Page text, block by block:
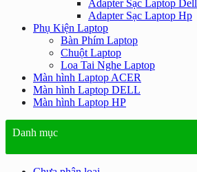
Adapter Sạc Laptop Dell
Adapter Sạc Laptop Hp
Phụ Kiện Laptop
Bàn Phím Laptop
Chuột Laptop
Loa Tai Nghe Laptop
Màn hình Laptop ACER
Màn hình Laptop DELL
Màn hình Laptop HP
Danh mục